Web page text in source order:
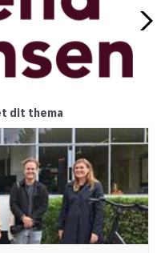
dit thema